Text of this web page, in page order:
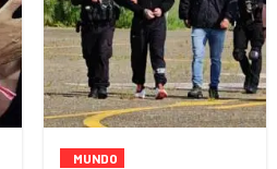
MUNDO